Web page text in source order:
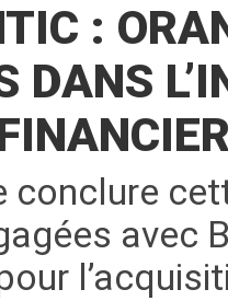
:
DANS
conclure
avec